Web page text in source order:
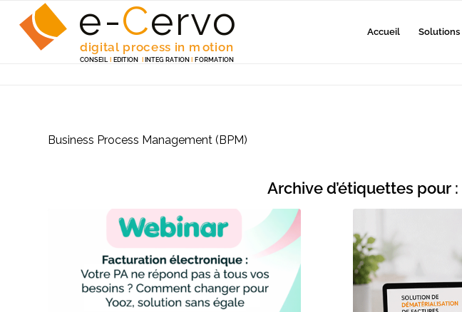
e-Cervo
digital process in motion
CONSEIL I EDITION I INTEG RATION I FORMATION
Accueil Solutions
Business Process Management (BPM)
Archive d’étiquettes pour :